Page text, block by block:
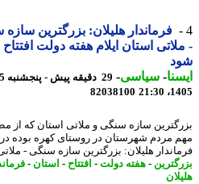
فرماندار هلیلان: بزرگترین سازه
استان ایلام هفته دولت افتتاح می
-سیاسی-
29 دقیقه پیش
82038100
سازه سنگی و ملاتی استان که از
مردم شهرستان در روستای کهره بوده در
هلیلان: بزرگترین سازه سنگی - ملاتی
- هفته دولت-افتتاح-استان-فرماندار-